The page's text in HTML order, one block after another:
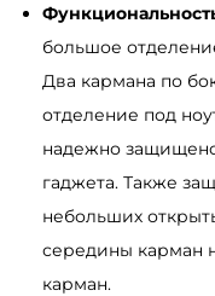
большое
Два кармана по
отделение под
надежно
гаджета. Также
небольших
середины карман
карман.